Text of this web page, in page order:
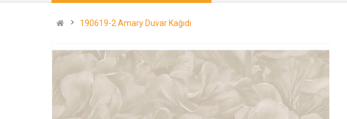
190619-2 Amary Duvar Kağıdı